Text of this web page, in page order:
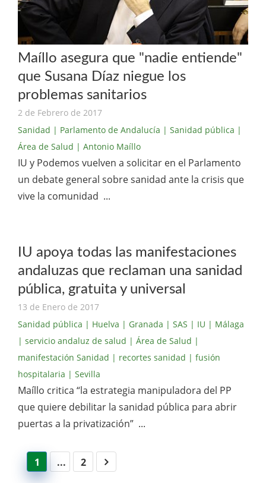
Maíllo asegura que "nadie entiende"
que Susana Díaz niegue los
problemas sanitarios
2 de Febrero de 2017
Sanidad | Parlamento de Andalucía | Sanidad pública |
Área de Salud | Antonio Maíllo
IU y Podemos vuelven a solicitar en el Parlamento
un debate general sobre sanidad ante la crisis que
vive la comunidad ...
IU apoya todas las manifestaciones
andaluzas que reclaman una sanidad
pública, gratuita y universal
13 de Enero de 2017
Sanidad pública | Huelva | Granada | SAS | IU | Málaga
| servicio andaluz de salud | Área de Salud |
manifestación Sanidad | recortes sanidad | fusión
hospitalaria | Sevilla
Maíllo critica “la estrategia manipuladora del PP
que quiere debilitar la sanidad pública para abrir
puertas a la privatización” ...
1 ... 2